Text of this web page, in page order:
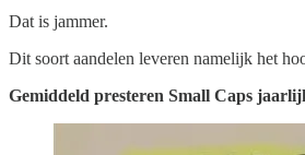
Dat is jammer.
Dit soort aandelen leveren namelijk het
Gemiddeld presteren Small Caps